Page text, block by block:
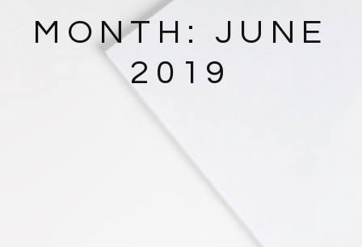
ディスコグラフィー
MONTH: JUNE
2019